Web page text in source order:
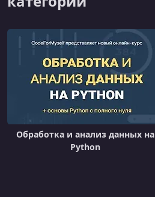
Python_12.05.2021
Python_24.05.2021-1
Python_24.05.2021-2
Обработка и анализ данных на
Python